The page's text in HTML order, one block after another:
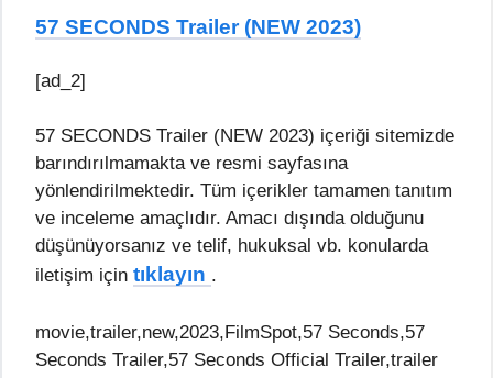
57 SECONDS Trailer (NEW 2023)
[ad_2]
57 SECONDS Trailer (NEW 2023) içeriği sitemizde
barındırılmamakta ve resmi sayfasına
yönlendirilmektedir. Tüm içerikler tamamen tanıtım
ve inceleme amaçlıdır. Amacı dışında olduğunu
düşünüyorsanız ve telif, hukuksal vb. konularda
iletişim için tıklayın .
movie,trailer,new,2023,FilmSpot,57 Seconds,57
Seconds Trailer,57 Seconds Official Trailer,trailer